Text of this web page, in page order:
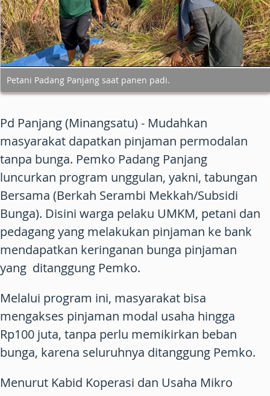
Petani Padang Panjang saat panen padi.
Pd Panjang (Minangsatu) - Mudahkan
masyarakat dapatkan pinjaman permodalan
tanpa bunga. Pemko Padang Panjang
luncurkan program unggulan, yakni, tabungan
Bersama (Berkah Serambi Mekkah/Subsidi
Bunga). Disini warga pelaku UMKM, petani dan
pedagang yang melakukan pinjaman ke bank
mendapatkan keringanan bunga pinjaman
yang ditanggung Pemko.
Melalui program ini, masyarakat bisa
mengakses pinjaman modal usaha hingga
Rp100 juta, tanpa perlu memikirkan beban
bunga, karena seluruhnya ditanggung Pemko.
Menurut Kabid Koperasi dan Usaha Mikro